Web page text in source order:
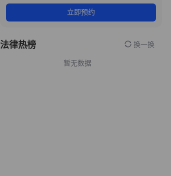
立即预约
法律热榜 换一换
暂无数据